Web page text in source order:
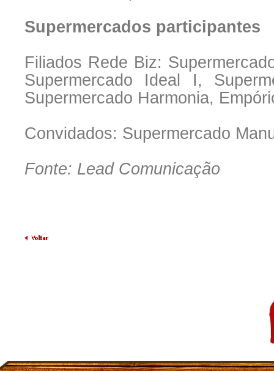
Supermercados participantes
Filiados Rede Biz:
Supermercado Ideal I,
Supermercado Harmonia,
Convidados: Supermercado
Fonte: Lead Comunicação